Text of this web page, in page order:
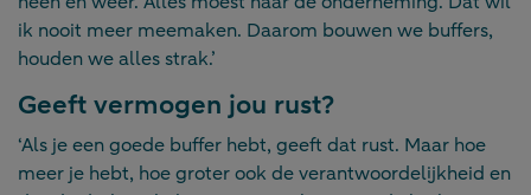
ik nooit meer meemaken. Daarom bouwen we buffers,
houden we alles strak.’
Geeft vermogen jou rust?
‘Als je een goede buffer hebt, geeft dat rust. Maar hoe
meer je hebt, hoe groter ook de verantwoordelijkheid en